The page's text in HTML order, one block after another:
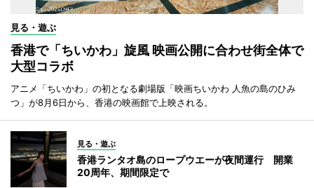
見る・遊ぶ
香港で「ちいかわ」旋風 映画公開に合わせ街全体で
大型コラボ
アニメ「ちいかわ」の初となる劇場版「映画ちいかわ 人魚の島のひみ
つ」が8月6日から、香港の映画館で上映される。
見る・遊ぶ
香港ランタオ島のロープウエーが夜間運行 開業
20周年、期間限定で